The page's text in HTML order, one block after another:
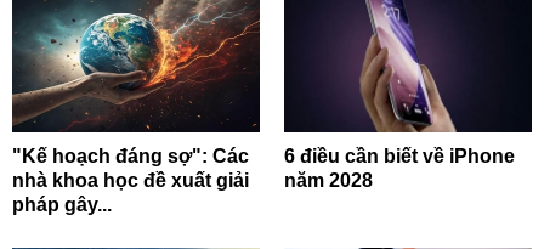
"Kế hoạch đáng sợ": Các
nhà khoa học đề xuất giải
pháp gây...
6 điều cần biết về iPhone
năm 2028